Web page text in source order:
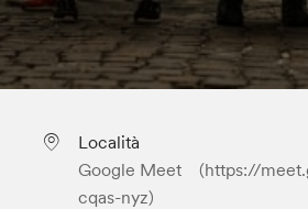
Località
Google Meet (https://
cqas-nyz)